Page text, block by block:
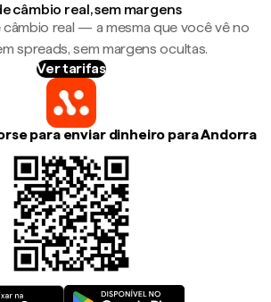
câmbio real, sem margens
câmbio real — a mesma que você vê no
spreads, sem margens ocultas.
Ver tarifas
para enviar dinheiro para Andorra